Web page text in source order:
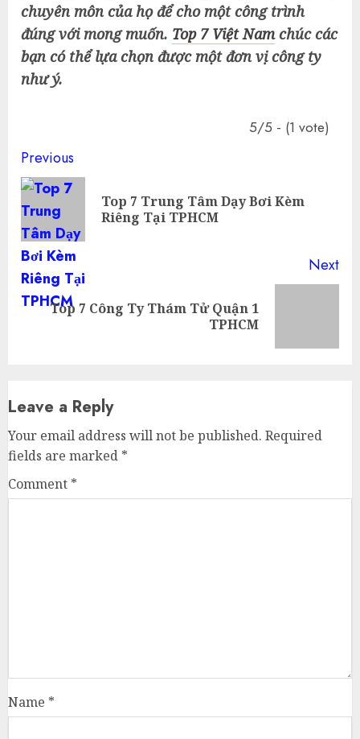
chuyên môn của họ để cho một công trình
đúng với mong muốn. Top 7 Việt Namchúc các
bạn có thể lựa chọn được một đơn vị công ty
như ý.
5/5 - (1 vote)
Continue
Reading
Previous
Top 7 Trung Tâm Dạy Bơi Kèm
Riêng Tại TPHCM
Next
NextTop 7 Công Ty Thám Tử Quận 1
TPHCM
Leave a Reply
Your email address will not be published. Required
fields are marked *
Comment *
Name *